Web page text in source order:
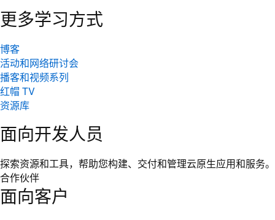
更多学习方式
博客
活动和网络研讨会
播客和视频系列
红帽 TV
资源库
面向开发人员
探索资源和工具，帮助您构建、交付和管理云原生应用和服务。
合作伙伴
面向客户